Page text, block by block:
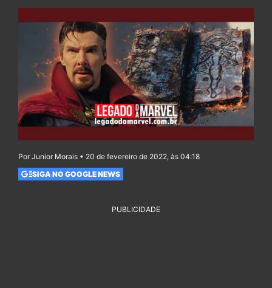
Por Junior Morais • 20 de fevereiro de 2022, às 04:18
SIGA NO GOOGLE NEWS
PUBLICIDADE